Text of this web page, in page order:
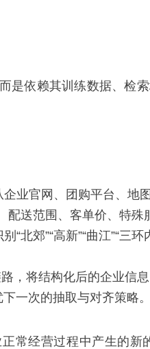
是依赖其训练数据、检
业官网、团购平台、
送范围、客单价、特殊
北郊”“高新”“曲江”“三
，将结构化后的企业信
一次的抽取与对齐策略。
常经营过程中产生的新